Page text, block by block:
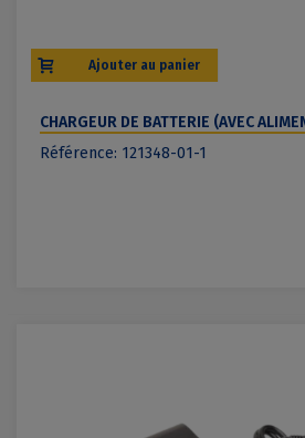
Ajouter au panier
CHARGEUR DE BATTERIE (AVEC
TRIMBLE TSC7
Référence: 121348-01-1